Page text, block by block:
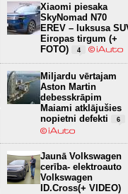
Xiaomi piesaka
SkyNomad N70
EREV – luksusa
Eiropas tirgum (+
FOTO)
4
Miljardu vērtajam
Aston Martin
debesskrāpim
Maiami atklājušies
nopietni defekti
6
Jaunā Volkswagen
cerība- elektroauto
Volkswagen
ID.Cross(+ VIDEO)